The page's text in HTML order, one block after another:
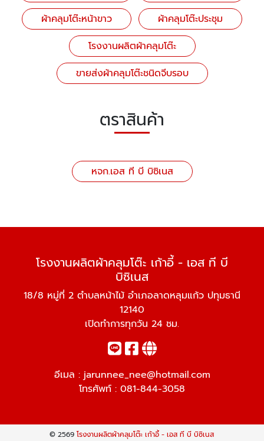
ผ้าคลุมโต๊ะหน้าขาว
ผ้าคลุมโต๊ะประชุม
โรงงานผลิตผ้าคลุมโต๊ะ
ขายส่งผ้าคลุมโต๊ะชนิดจีบรอบ
ตราสินค้า
หจก.เอส ที บี บิซิเนส
โรงงานผลิตผ้าคลุมโต๊ะ เก้าอี้ - เอส ที บี
บิซิเนส
18/8 หมู่ที่ 2 ตำบลหน้าไม้ อำเภอลาดหลุมแก้ว ปทุมธานี
12140
เปิดทำการทุกวัน 24 ชม.
อีเมล : jarunnee_nee@hotmail.com
โทรศัพท์ : 081-844-3058
© 2569โรงงานผลิตผ้าคลุมโต๊ะ เก้าอี้ - เอส ที บี บิซิเนส